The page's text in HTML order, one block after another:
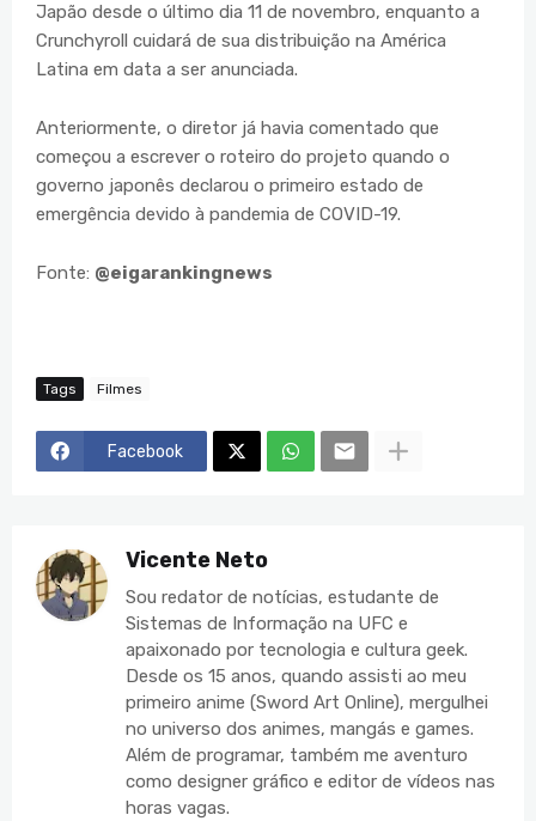
Japão desde o último dia 11 de novembro, enquanto a
Crunchyroll cuidará de sua distribuição na América
Latina em data a ser anunciada.
Anteriormente, o diretor já havia comentado que
começou a escrever o roteiro do projeto quando o
governo japonês declarou o primeiro estado de
emergência devido à pandemia de COVID-19.
Fonte: @eigarankingnews
Tags Filmes
Facebook
Vicente Neto
Sou redator de notícias, estudante de
Sistemas de Informação na UFC e
apaixonado por tecnologia e cultura geek.
Desde os 15 anos, quando assisti ao meu
primeiro anime (Sword Art Online), mergulhei
no universo dos animes, mangás e games.
Além de programar, também me aventuro
como designer gráfico e editor de vídeos nas
horas vagas.